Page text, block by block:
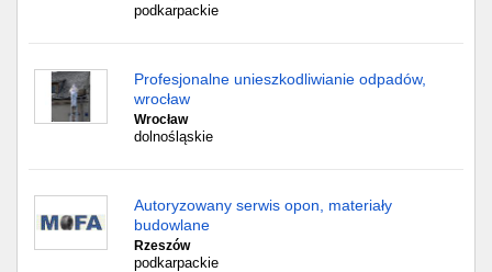
podkarpackie
Profesjonalne unieszkodliwianie odpadów,
wrocław
Wrocław
dolnośląskie
Autoryzowany serwis opon, materiały
budowlane
Rzeszów
podkarpackie